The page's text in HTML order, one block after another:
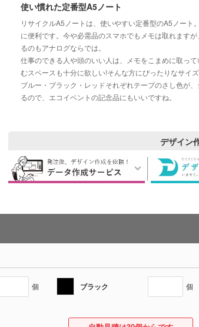
使い慣れた定番型A5ノート
リサイクルA5ノートは、使いやすい定番型のA5ノー
に便利です。今や必需品のスマホでもメモは取れます
るのもアナログならでは。
仕事のできる人や頭のいい人は、メモをこまめに取っ
むスペースも十分に欲しい!そんな方にぴったりなサイズ
ブルー・ブラック・レッドそれぞれテープのさし色が
るので、エコイベントの記念品にもいいですね。
デザイン
個 ブラック 個